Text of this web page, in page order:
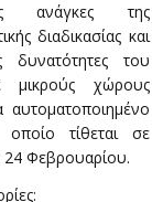
ανάγκες της
διαδικασίας και
δυνατότητες του
μικρούς χώρους
αυτοματοποιημένο
τίθεται σε
Φεβρουαρίου.